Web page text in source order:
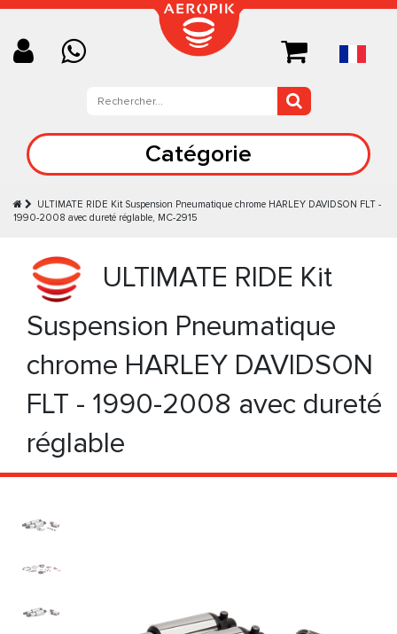
Catégorie
ULTIMATE RIDE Kit Suspension Pneumatique chrome HARLEY DAVIDSON FLT -
1990-2008 avec dureté réglable, MC-2915
ULTIMATE RIDE Kit
Suspension Pneumatique
chrome HARLEY DAVIDSON
FLT - 1990-2008 avec dureté
réglable